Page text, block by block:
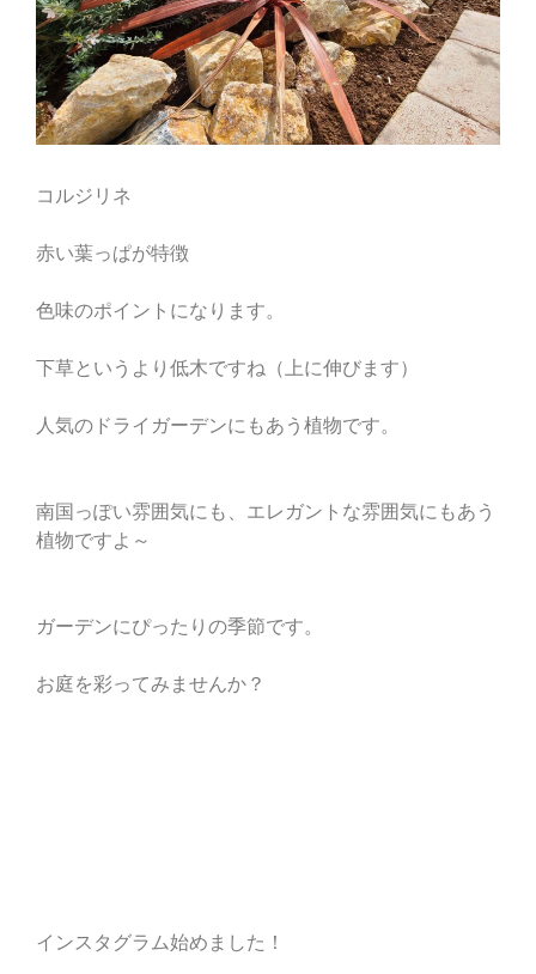
コルジリネ
赤い葉っぱが特徴
色味のポイントになります。
下草というより低木ですね（上に伸びます）
人気のドライガーデンにもあう植物です。
南国っぽい雰囲気にも、エレガントな雰囲気にもあう
植物ですよ～
ガーデンにぴったりの季節です。
お庭を彩ってみませんか？
インスタグラム始めました！